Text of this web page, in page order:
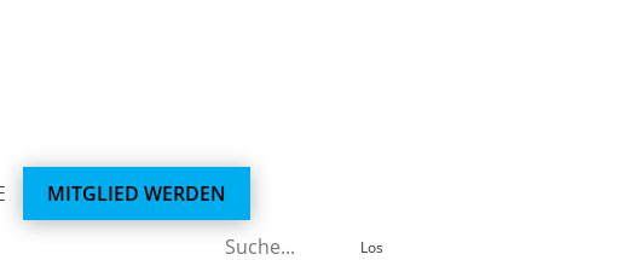
MITGLIED WERDEN
Los